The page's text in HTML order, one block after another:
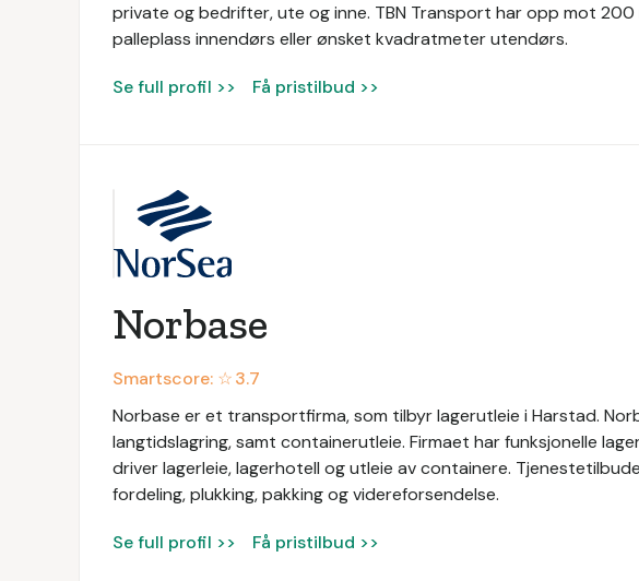
private og bedrifter, ute og inne. TBN Transport har opp mot 200
palleplass innendørs eller ønsket kvadratmeter utendørs.
Se full profil >> Få pristilbud >>
Norbase
Smartscore: ☆3.7
Norbase er et transportfirma, som tilbyr lagerutleie i Harstad.
langtidslagring, samt containerutleie. Firmaet har funksjonelle
driver lagerleie, lagerhotell og utleie av containere.
fordeling, plukking, pakking og videreforsendelse.
Se full profil >> Få pristilbud >>